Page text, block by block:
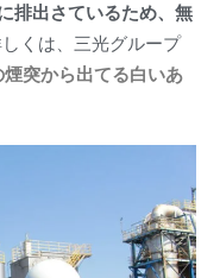
排出さているため、無
くは、三光グループ
突から出てる白いあ